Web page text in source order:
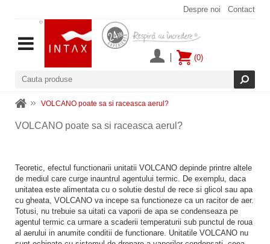
Despre noi Contact
(0)
VOLCANO poate sa si raceasca aerul?
VOLCANO poate sa si raceasca aerul?
Teoretic, efectul functionarii unitatii VOLCANO depinde printre altele
de mediul care curge inauntrul agentului termic. De exemplu, daca
unitatea este alimentata cu o solutie destul de rece si glicol sau apa
cu gheata, VOLCANO va incepe sa functioneze ca un racitor de aer.
Totusi, nu trebuie sa uitati ca vaporii de apa se condenseaza pe
agentul termic ca urmare a scaderii temperaturii sub punctul de roua
al aerului in anumite conditii de functionare. Unitatile VOLCANO nu